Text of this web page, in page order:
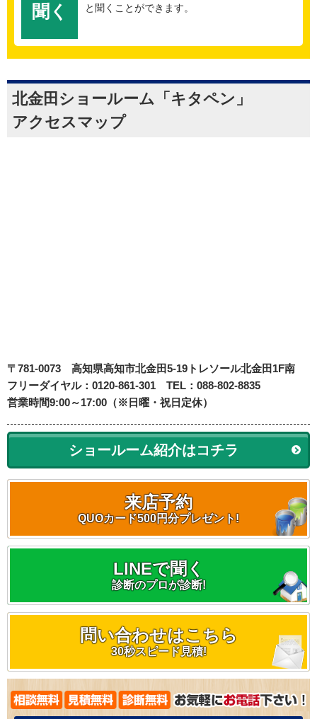
聞く
と聞くことができます。
北金田ショールーム「キタペン」
アクセスマップ
〒781-0073 高知県高知市北金田5-19 トレソール北金田1F南
フリーダイヤル：0120-861-301 TEL：088-802-8835
営業時間9:00～17:00（※日曜・祝日定休）
ショールーム紹介はコチラ
来店予約
QUOカード500円分プレゼント!
LINEで聞く
診断のプロが診断!
問い合わせはこちら
30秒スピード見積!